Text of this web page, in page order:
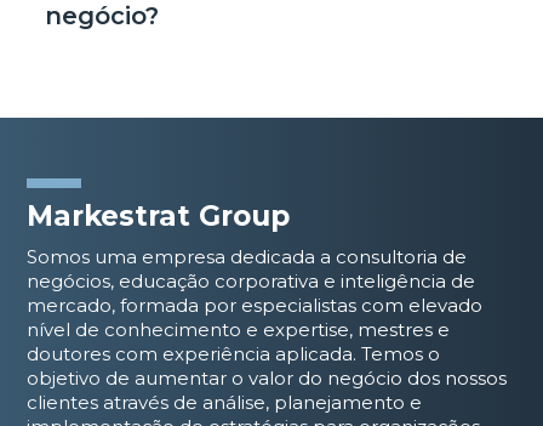
negócio?
Markestrat Group
Somos uma empresa dedicada a consultoria de
negócios, educação corporativa e inteligência de
mercado, formada por especialistas com elevado
nível de conhecimento e expertise, mestres e
doutores com experiência aplicada. Temos o
objetivo de aumentar o valor do negócio dos nossos
clientes através de análise, planejamento e